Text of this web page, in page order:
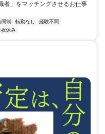
者」をマッチングさせるお仕事
間制 転勤なし
経験不問
祝休み